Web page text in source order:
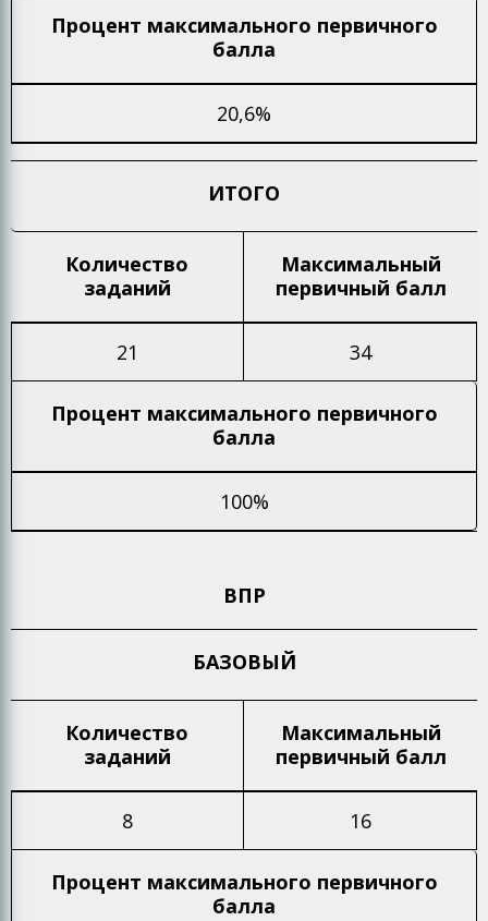
Процент максимального первичного
балла
20,6%
ИТОГО
Количество
заданий
Максимальный
первичный балл
21 34
Процент максимального первичного
балла
100%
ВПР
БАЗОВЫЙ
Количество
заданий
Максимальный
первичный балл
8 16
Процент максимального первичного
балла